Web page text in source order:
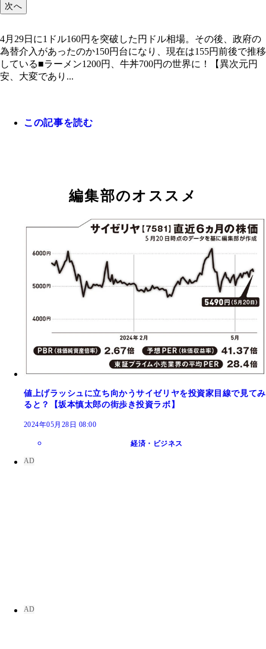
4月3日、原材料費や人件費などの上昇のため、10
50円の値上げをした「すき家」。22時から翌朝5時
新規注文には7％の深夜料金が加算される
次へ
4月29日に1ドル160円を突破した円ドル相場。その後、政府の
為替介入があったのか150円台になり、現在は155円前後で推移
している■ラーメン1200円、牛丼700円の世界に！【異次元円
安、大変であり...
この記事を読む
編集部のオススメ
値上げラッシュに立ち向かうサイゼリヤを投資家目線で見てみ
ると？【坂本慎太郎の街歩き投資ラボ】
2024年05月28日 08:00
経済・ビジネス